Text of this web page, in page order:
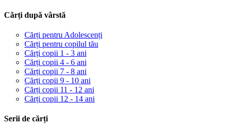
Cărți după vârstă
Cărți pentru Adolescenți
Cărți pentru copilul tău
Cărți copii 1 - 3 ani
Cărți copii 4 - 6 ani
Cărți copii 7 - 8 ani
Cărți copii 9 - 10 ani
Cărți copii 11 - 12 ani
Cărți copii 12 - 14 ani
Serii de cărți